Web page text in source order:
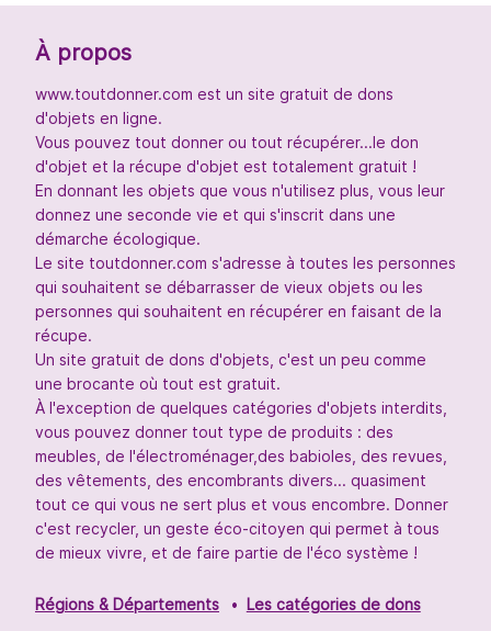
À propos
www.toutdonner.com est un site gratuit de dons
d'objets en ligne.
Vous pouvez tout donner ou tout récupérer...le don
d'objet et la récupe d'objet est totalement gratuit !
En donnant les objets que vous n'utilisez plus, vous leur
donnez une seconde vie et qui s'inscrit dans une
démarche écologique.
Le site toutdonner.com s'adresse à toutes les personnes
qui souhaitent se débarrasser de vieux objets ou les
personnes qui souhaitent en récupérer en faisant de la
récupe.
Un site gratuit de dons d'objets, c'est un peu comme
une brocante où tout est gratuit.
À l'exception de quelques catégories d'objets interdits,
vous pouvez donner tout type de produits : des
meubles, de l'électroménager,des babioles, des revues,
des vêtements, des encombrants divers... quasiment
tout ce qui vous ne sert plus et vous encombre. Donner
c'est recycler, un geste éco-citoyen qui permet à tous
de mieux vivre, et de faire partie de l'éco système !
Régions & Départements Les catégories de dons